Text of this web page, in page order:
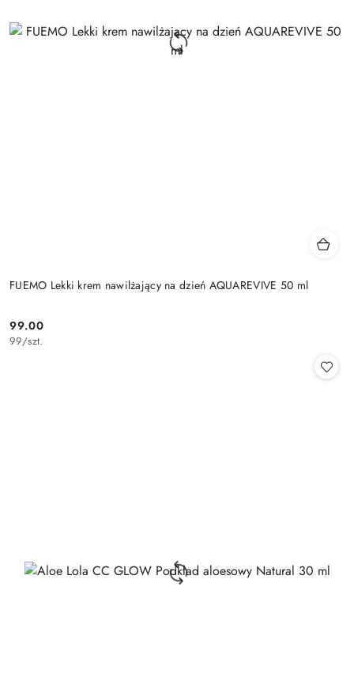
FUEMO Lekki krem nawilżający na dzień AQUAREVIVE 50 ml
Cena:
99.00
99/szt.